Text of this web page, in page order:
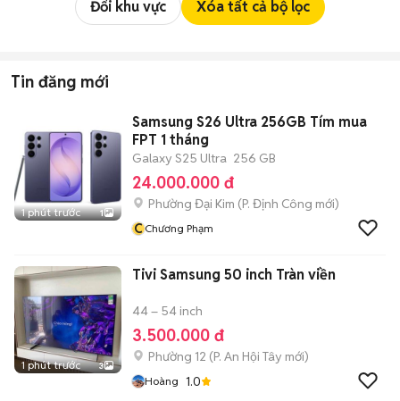
Đổi khu vực Xóa tất cả bộ lọc
Tin đăng mới
1 phút trước 1
Samsung S26 Ultra 256GB Tím mua
FPT 1 tháng
Galaxy S25 Ultra 256 GB
24.000.000 đ
Phường Đại Kim (P. Định Công mới)
CChương Phạm
1 phút trước 3
Tivi Samsung 50 inch Tràn viền
44 – 54 inch
3.500.000 đ
Phường 12 (P. An Hội Tây mới)
Hoàng 1.0